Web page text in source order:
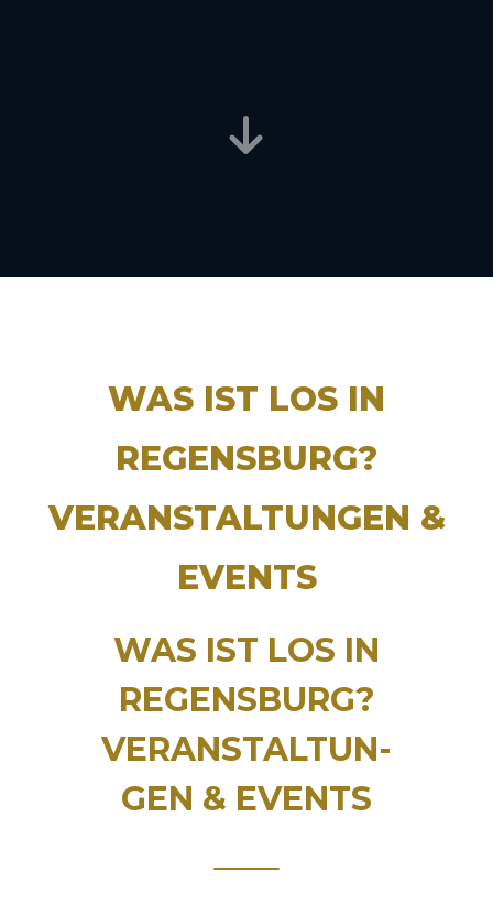
WAS IST LOS IN
REGENSBURG?
VERANSTALTUNGEN &
EVENTS
WAS IST LOS IN
REGENSBURG?
VERANSTALTUN-
GEN & EVENTS